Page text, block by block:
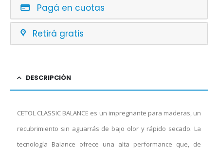
Pagá en cuotas
Retirá gratis
DESCRIPCIÓN
CETOL CLASSIC BALANCE es un impregnante para maderas, un
recubrimiento sin aguarrás de bajo olor y rápido secado. La
tecnología Balance ofrece una alta performance que, de